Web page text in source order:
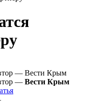
— Вести Крым
— Вести Крым